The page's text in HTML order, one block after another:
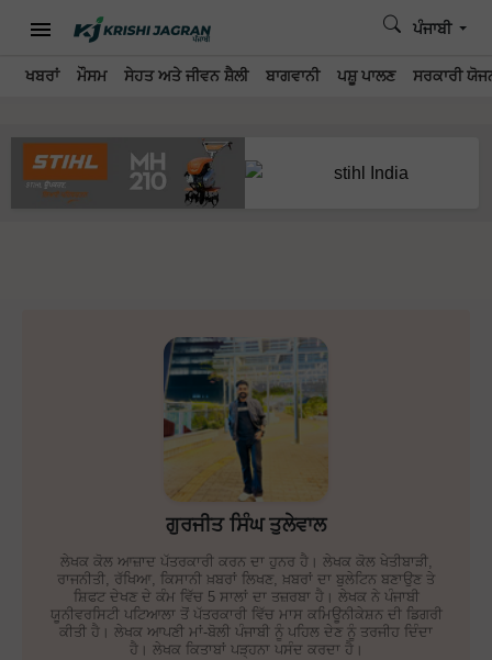
ਖਬਰਾਂ ਮੌਸਮ ਸੇਹਤ ਅਤੇ ਜੀਵਨ ਸ਼ੈਲੀ ਬਾਗਵਾਨੀ ਪਸ਼ੂ ਪਾਲਣ ਸਰਕਾਰੀ
ਪੰਜਾਬੀ
ਗੁਰਜੀਤ ਸਿੰਘ ਤੁਲੇਵਾਲ
ਲੇਖਕ ਕੋਲ ਆਜ਼ਾਦ ਪੱਤਰਕਾਰੀ ਕਰਨ ਦਾ ਹੁਨਰ ਹੈ। ਲੇਖਕ ਕੋਲ ਖੇਤੀਬਾੜੀ,
ਰਾਜਨੀਤੀ, ਰੱਖਿਆ, ਕਿਸਾਨੀ ਖ਼ਬਰਾਂ ਲਿਖਣ, ਖ਼ਬਰਾਂ ਦਾ ਬੁਲੇਟਿਨ ਬਣਾਉਣ ਤੇ
ਸ਼ਿਫਟ ਦੇਖਣ ਦੇ ਕੰਮ ਵਿੱਚ 5 ਸਾਲਾਂ ਦਾ ਤਜ਼ਰਬਾ ਹੈ। ਲੇਖਕ ਨੇ ਪੰਜਾਬੀ
ਯੂਨੀਵਰਸਿਟੀ ਪਟਿਆਲਾ ਤੋਂ ਪੱਤਰਕਾਰੀ ਵਿੱਚ ਮਾਸ ਕਮਿਊਨੀਕੇਸ਼ਨ ਦੀ ਡਿਗਰੀ
ਕੀਤੀ ਹੈ। ਲੇਖਕ ਆਪਣੀ ਮਾਂ-ਬੋਲੀ ਪੰਜਾਬੀ ਨੂੰ ਪਹਿਲ ਦੇਣ ਨੂੰ ਤਰਜੀਹ ਦਿੰਦਾ
ਹੈ। ਲੇਖਕ ਕਿਤਾਬਾਂ ਪੜ੍ਹਨਾ ਪਸੰਦ ਕਰਦਾ ਹੈ।